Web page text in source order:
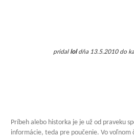
pridal loldňa 13.5.2010 do
Príbeh alebo historka je je už od praveku
informácie, teda pre poučenie. Vo voľnom